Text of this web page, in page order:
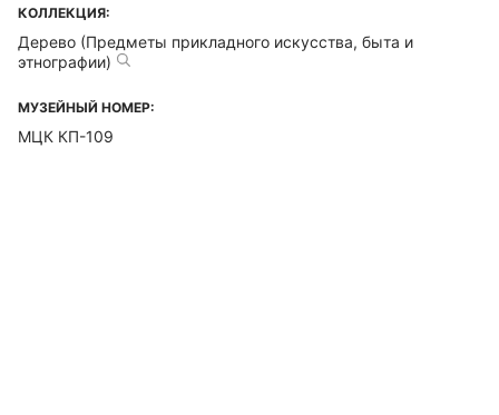
КОЛЛЕКЦИЯ:
Дерево (Предметы прикладного искусства, быта и
этнографии)
МУЗЕЙНЫЙ НОМЕР:
МЦК КП-109